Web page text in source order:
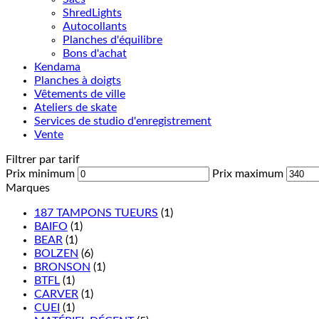
ShredLights
Autocollants
Planches d'équilibre
Bons d'achat
Kendama
Planches à doigts
Vêtements de ville
Ateliers de skate
Services de studio d'enregistrement
Vente
Filtrer par tarif
Prix minimum
Prix maximum
Marques
187 TAMPONS TUEURS (1)
BAIFO (1)
BEAR (1)
BOLZEN (6)
BRONSON (1)
BTFL (1)
CARVER (1)
CUEI (1)